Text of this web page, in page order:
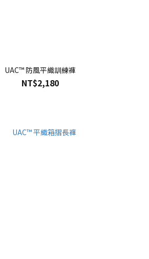
UAC™ 防風平織訓練褲
NT$2,180